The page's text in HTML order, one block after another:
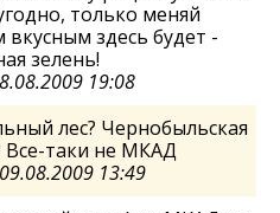
только меняй
здесь будет -
зелень!
19:08
лес? Чернобыльская
Все-таки не МКАД
09.08.2009 13:49